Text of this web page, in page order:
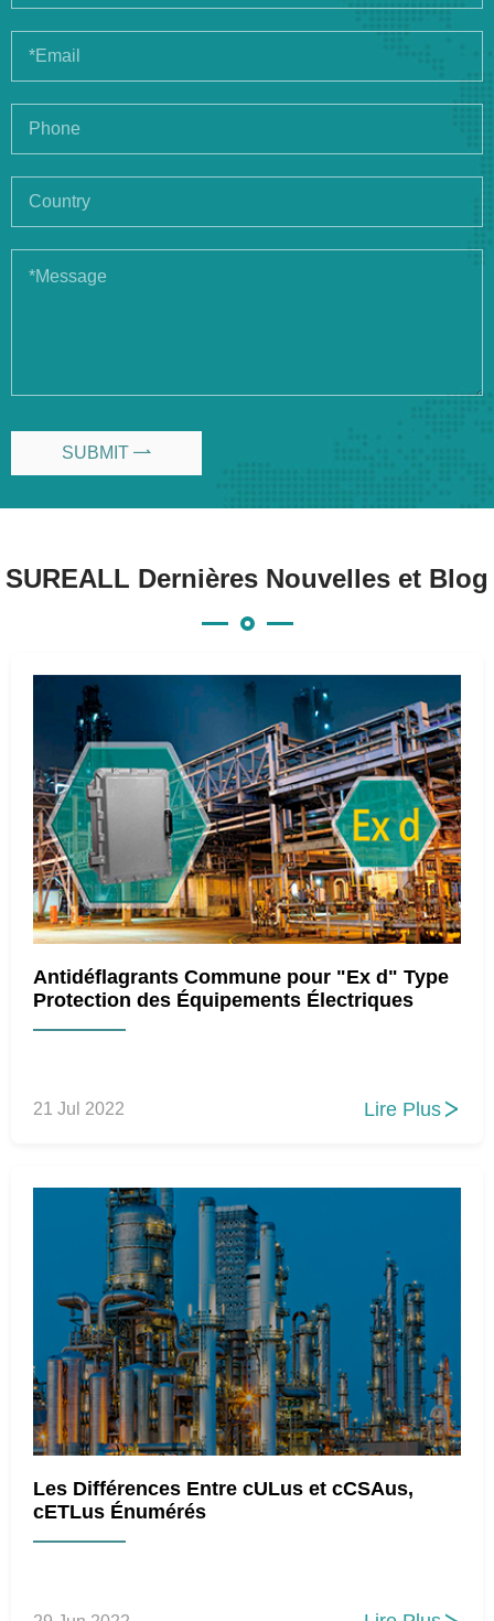
SUBMIT 
SUREALL Dernières Nouvelles et Blog
Antidéflagrants Commune pour "Ex d" Type
Protection des Équipements Électriques
21 Jul 2022 Lire Plus 
Les Différences Entre cULus et cCSAus,
cETLus Énumérés